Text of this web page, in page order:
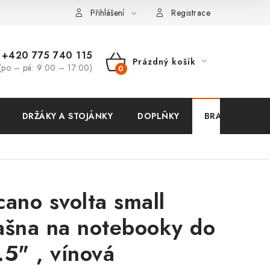
zboží a reklamace Přihlášení Registrace
+420 775 740 115
(po – pá: 9:00 – 17:00)
NÁKUPNÍ
Prázdný košík
DRŽÁKY A STOJÁNKY DOPLŇKY BRAŠNY NA
svolta small
na notebooky do
, vínová